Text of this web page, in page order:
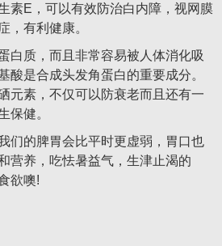
素E，可以有效防治白内障，视网膜
，有利健康。
质，而且非常容易被人体消化吸
酸是合成头发角蛋白的重要成分。
元素，不仅可以防衰老而且还有一
保健。
的脾胃会比平时更虚弱，胃口也
营养，吃怯暑益气，生津止渴的
欲噢!